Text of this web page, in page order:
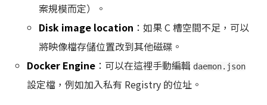
案規模而定）。
Disk image location ：如果 C 槽空間不足，可以
將映像檔存儲位置改到其他磁碟。
Docker Engine ：可以在這裡手動編輯 daemon.json
設定檔，例如加入私有 Registry 的位址。